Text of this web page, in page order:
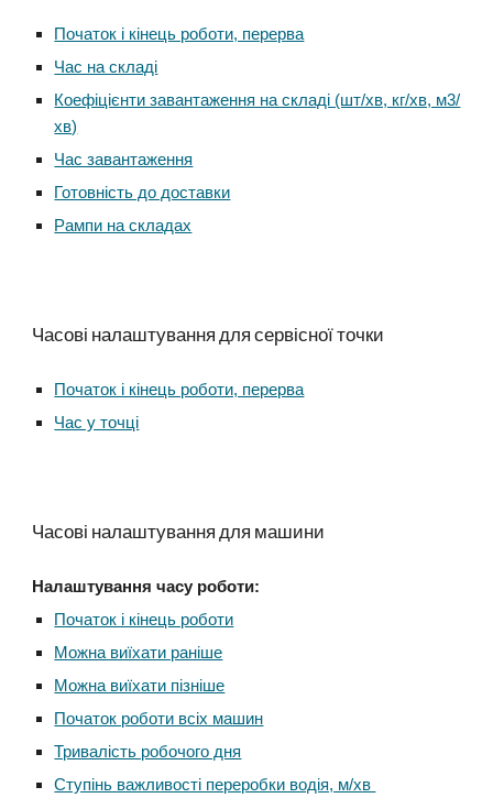
Початок і кінець роботи, перерва
Час на складі
Коефіцієнти завантаження на складі (шт/хв, кг/хв, м3/
хв)
Час завантаження
Готовність до доставки
Рампи на складах
Часові налаштування для сервісної точки
Початок і кінець роботи, перерва
Час у точці
Часові налаштування для машини
Налаштування часу роботи:
Початок і кінець роботи
Можна виїхати раніше
Можна виїхати пізніше
Початок роботи всіх машин
Тривалість робочого дня
Ступінь важливості переробки водія, м/хв